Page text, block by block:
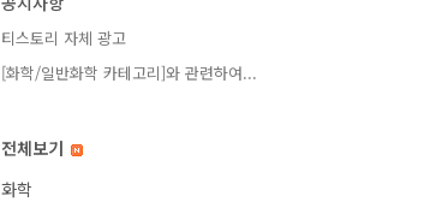
티스토리 자체 광고
[화학/일반화학 카테고리]와 관련하여...
전체보기
화학